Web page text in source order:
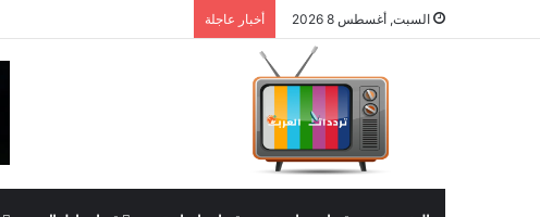
السبت, أغسطس 8 2026 أخبار عاجلة